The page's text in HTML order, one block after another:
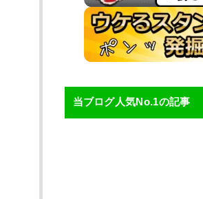
当ブログ人気No.1の記事